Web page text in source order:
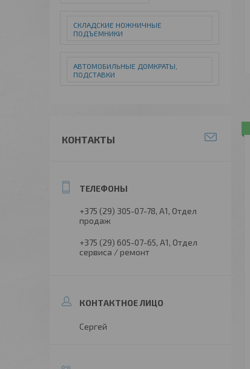
СКЛАДСКИЕ НОЖНИЧНЫЕ
ПОДЪЕМНИКИ
АВТОМОБИЛЬНЫЕ ДОМКРАТЫ,
ПОДСТАВКИ
КОНТАКТЫ
+375 (29) 305-07-78 А1, Отдел
продаж
+375 (29) 605-07-65 А1, Отдел
сервиса / ремонт
Сергей